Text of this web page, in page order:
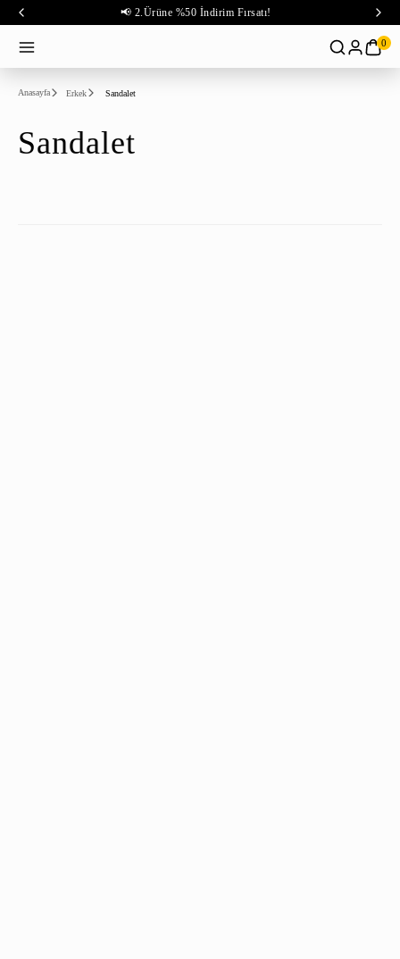
📢 2.Ürüne %50 İndirim Fırsatı!
0
Anasayfa Erkek Sandalet
Sandalet